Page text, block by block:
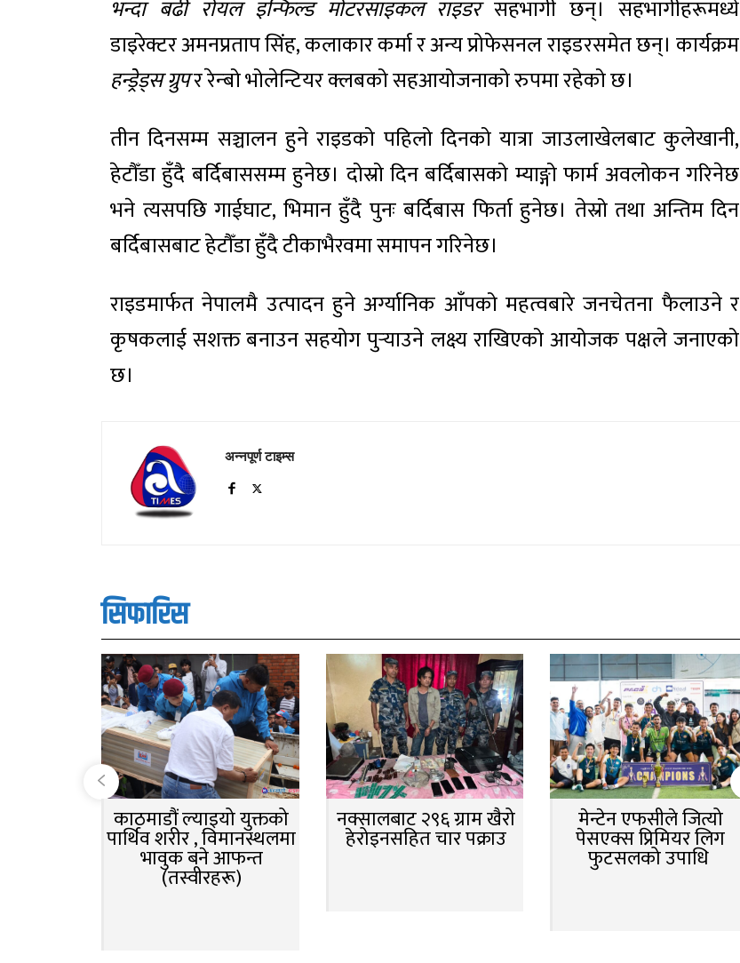
भन्दा बढी रोयल इन्फिल्ड मोटरसाइकल राइडरसहभागी छन्। सहभागीहरूमध्ये
डाइरेक्टर अमनप्रताप सिंह, कलाकार कर्मा र अन्य प्रोफेसनल राइडरसमेत छन्। कार्यक्रम
हन्ड्रेड्स ग्रुपर रेन्बो भोलेन्टियर क्लबको सहआयोजनाको रुपमा रहेको छ।
तीन दिनसम्म सञ्चालन हुने राइडको पहिलो दिनको यात्रा जाउलाखेलबाट कुलेखानी,
हेटौँडा हुँदै बर्दिबाससम्म हुनेछ। दोस्रो दिन बर्दिबासको म्याङ्गो फार्म अवलोकन गरिनेछ
भने त्यसपछि गाईघाट, भिमान हुँदै पुनः बर्दिबास फिर्ता हुनेछ। तेस्रो तथा अन्तिम दिन
बर्दिबासबाट हेटौँडा हुँदै टीकाभैरवमा समापन गरिनेछ।
राइडमार्फत नेपालमै उत्पादन हुने अर्ग्यानिक आँपको महत्वबारे जनचेतना फैलाउने र
कृषकलाई सशक्त बनाउन सहयोग पुर्‍याउने लक्ष्य राखिएको आयोजक पक्षले जनाएको
छ।
अन्नपूर्ण टाइम्स
सिफारिस
काठमाडौं ल्याइयो युक्तको
पार्थिव शरीर , विमानस्थलमा
भावुक बने आफन्त
(तस्वीरहरू)
नक्सालबाट २९६ ग्राम खैरो
हेरोइनसहित चार पक्राउ
मेन्टेन एफसीले जित्यो
पेसएक्स प्रिमियर लिग
फुटसलको उपाधि